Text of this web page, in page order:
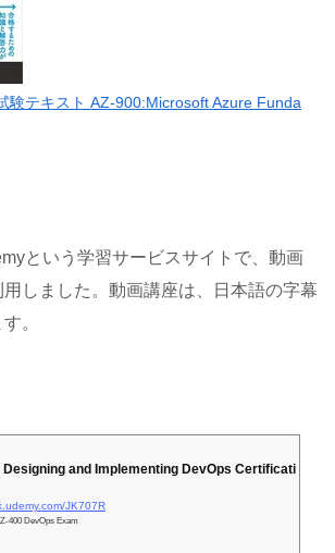
験テキスト AZ-900:Microsoft Azure Funda
という学習サービスサイトで、動画
しました。動画講座は、日本語の字幕
。
Designing and Implementing DevOps Certificati
JK707R
400 DevOps Exam